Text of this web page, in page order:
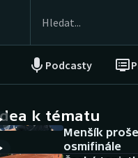
Podcasty
NEPŘEHLÉDNĚTE
Historické návraty
k tématu
Menšík
osmifinále